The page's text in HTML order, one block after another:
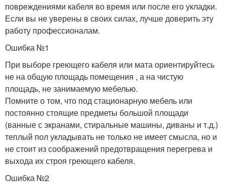
повреждениями кабеля во время или после его укладки.
Если вы не уверены в своих силах, лучше доверить эту
работу профессионалам.
Ошибка №1
При выборе греющего кабеля или мата ориентируйтесь
не на общую площадь помещения , а на чистую
площадь, не занимаемую мебелью.
Помните о том, что под стационарную мебель или
постоянно стоящие предметы большой площади
(ванные с экранами, стиральные машины, диваны и т.д.)
теплый пол укладывать не только не имеет смысла, но и
не стоит из соображений предотвращения перегрева и
выхода их строя греющего кабеля.
Ошибка №2